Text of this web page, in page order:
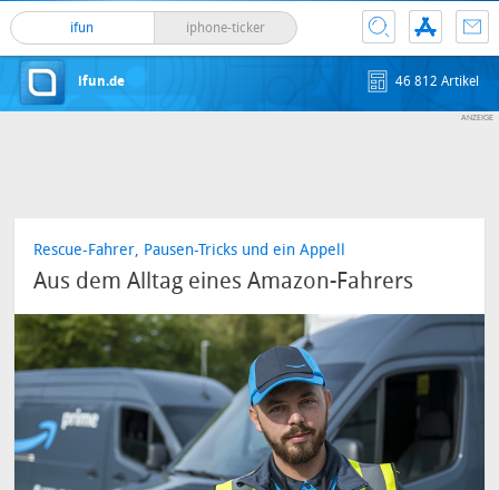
ifun iphone-ticker
ifun.de 46 812 Artikel
Rescue-Fahrer, Pausen-Tricks und ein Appell
Aus dem Alltag eines Amazon-Fahrers